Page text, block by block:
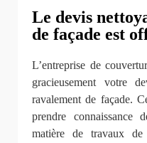
Le devis
de façade est
L’entreprise de
gracieusement votre
ravalement de façade.
prendre
matière de travaux